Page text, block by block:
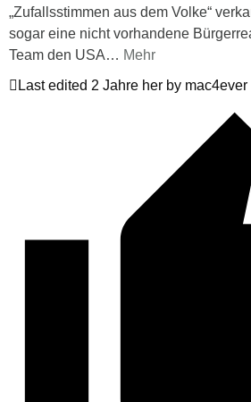
„Zufallsstimmen aus dem Volke“
sogar eine nicht vorhandene
Team den USA… Mehr
Last edited 2 Jahre her by mac4ever